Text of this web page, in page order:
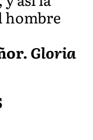
hombre
Gloria